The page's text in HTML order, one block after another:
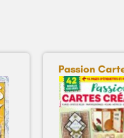
Passion